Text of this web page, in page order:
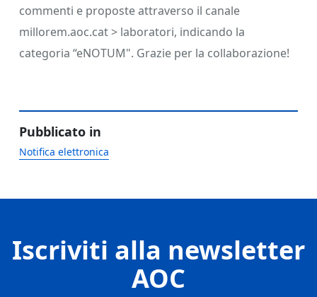
commenti e proposte attraverso il canale
millorem.aoc.cat > laboratori, indicando la
categoria “eNOTUM". Grazie per la collaborazione!
Pubblicato in
Notifica elettronica
Iscriviti alla newsletter
AOC